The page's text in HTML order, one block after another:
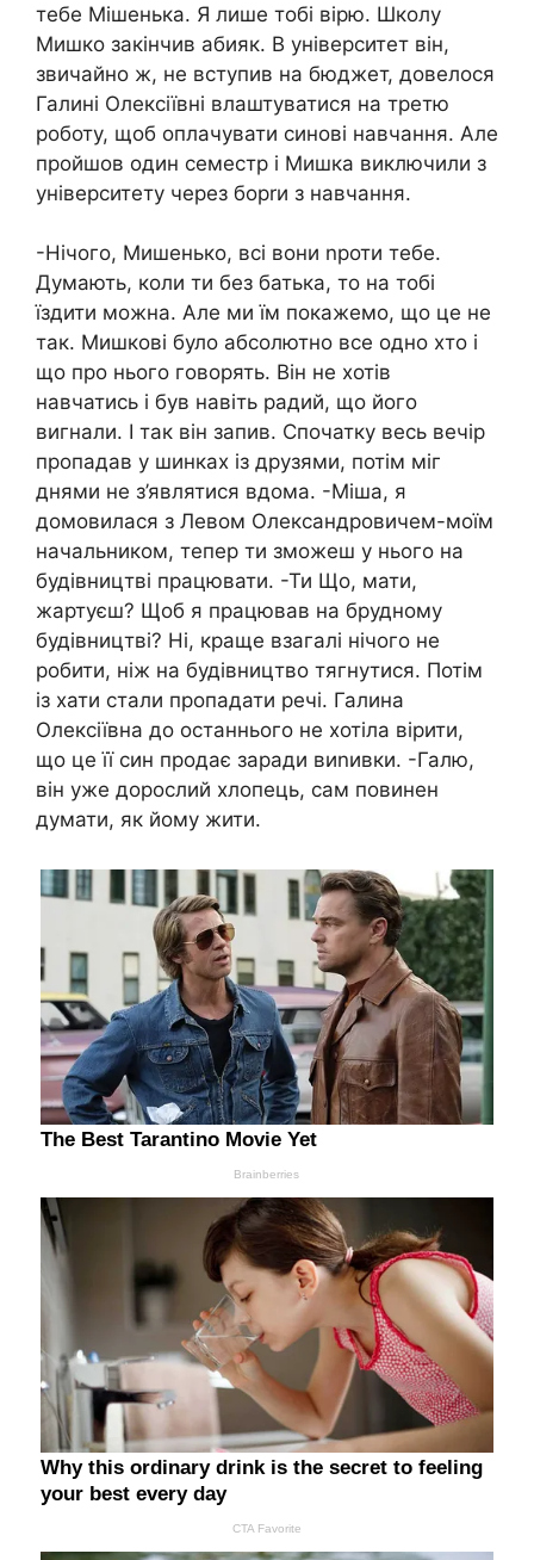
тебе Мішенька. Я лише тобі вірю. Школу
Мишко закінчив абияк. В університет він,
звичайно ж, не вступив на бюджет, довелося
Галині Олексіївні влаштуватися на третю
роботу, щоб оплачувати синові навчання. Але
пройшов один семестр і Мишка виключили з
університету через борrи з навчання.
-Нічого, Мишенько, всі вони nроти тебе.
Думають, коли ти без батька, то на тобі
їздити можна. Але ми їм покажемо, що це не
так. Мишкові було абсолютно все одно хто і
що про нього говорять. Він не хотів
навчатись і був навіть радий, що його
вигнали. І так він запив. Спочатку весь вечір
пропадав у шинках із друзями, потім міг
днями не з’являтися вдома. -Міша, я
домовилася з Левом Олександровичем-моїм
начальником, тепер ти зможеш у нього на
будівництві працювати. -Ти Що, мати,
жартуєш? Щоб я працював на брудному
будівництві? Ні, краще взагалі нічого не
робити, ніж на будівництво тягнутися. Потім
із хати стали пропадати речі. Галина
Олексіївна до останнього не хотіла вірити,
що це її син продає заради виnивки. -Галю,
він уже дорослий хлопець, сам повинен
думати, як йому жити.